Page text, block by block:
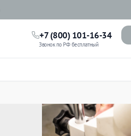
+7 (800) 101-16-34
Звонок по РФ бесплатный